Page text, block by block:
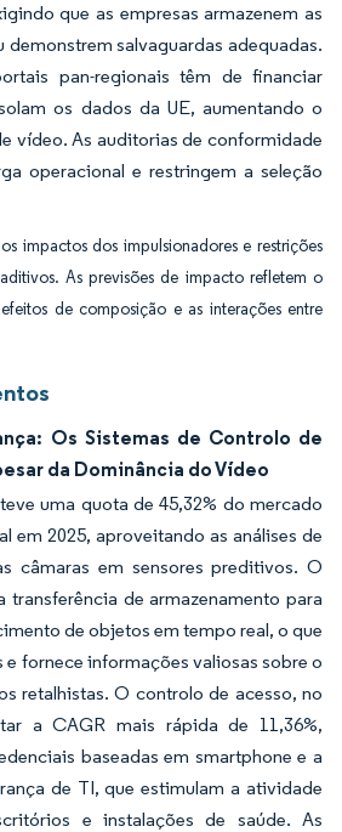
que as empresas armazenem as
demonstrem salvaguardas adequadas.
pan-regionais têm de financiar
os dados da UE, aumentando o
vídeo. As auditorias de conformidade
operacional e restringem a seleção
impactos dos impulsionadores e restrições
As previsões de impacto refletem o
de composição e as interações entre
Os Sistemas de Controlo de
da Dominância do Vídeo
uma quota de 45,32% do mercado
em 2025, aproveitando as análises de
câmaras em sensores preditivos. O
transferência de armazenamento para
de objetos em tempo real, o que
e fornece informações valiosas sobre o
retalhistas. O controlo de acesso, no
a CAGR mais rápida de 11,36%,
baseadas em smartphone e a
de TI, que estimulam a atividade
e instalações de saúde. As